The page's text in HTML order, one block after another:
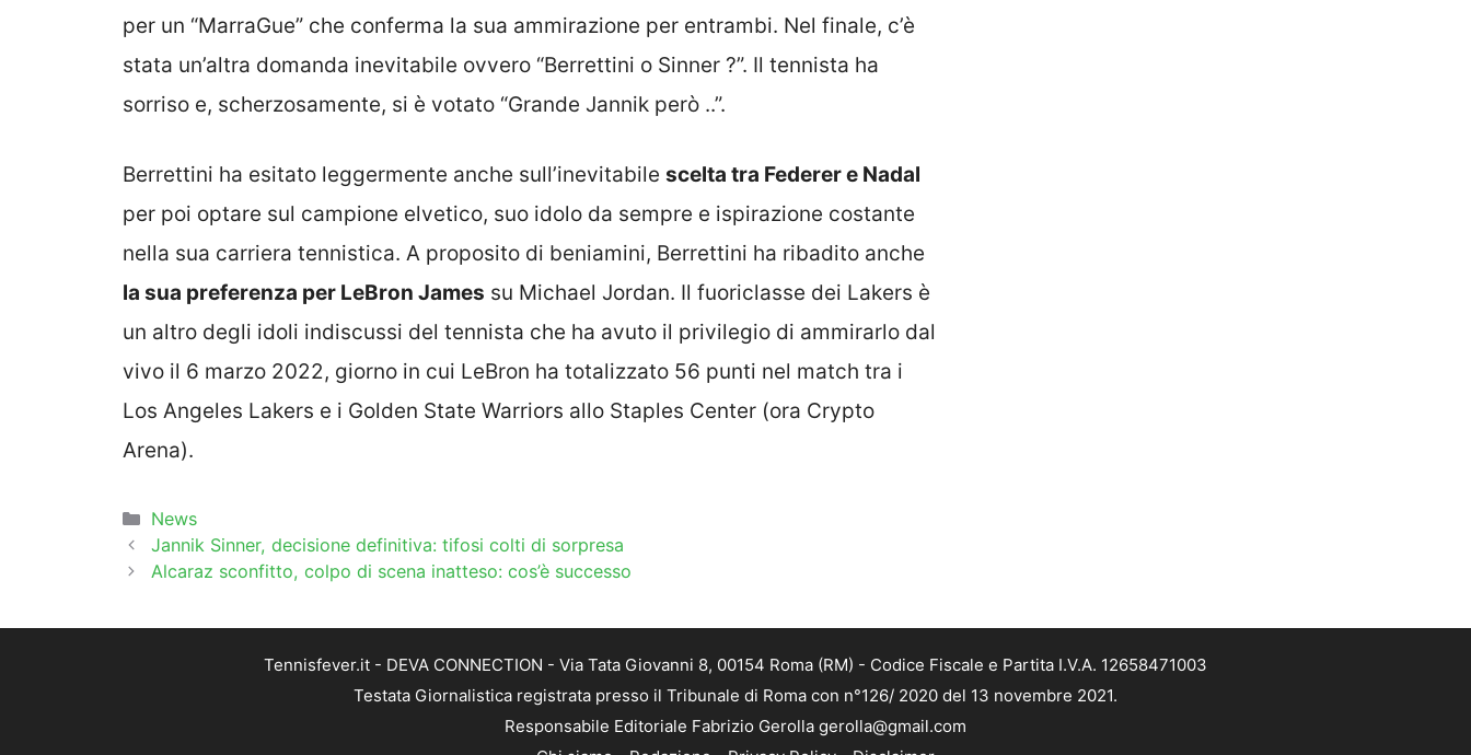
per un “MarraGue” che conferma la sua ammirazione per entrambi. Nel finale, c’è
stata un’altra domanda inevitabile ovvero “Berrettini o Sinner ?”. Il tennista ha
sorriso e, scherzosamente, si è votato “Grande Jannik però ..”.
Berrettini ha esitato leggermente anche sull’inevitabile scelta tra Federer e Nadal
per poi optare sul campione elvetico, suo idolo da sempre e ispirazione costante
nella sua carriera tennistica. A proposito di beniamini, Berrettini ha ribadito anche
la sua preferenza per LeBron James su Michael Jordan. Il fuoriclasse dei Lakers è
un altro degli idoli indiscussi del tennista che ha avuto il privilegio di ammirarlo dal
vivo il 6 marzo 2022, giorno in cui LeBron ha totalizzato 56 punti nel match tra i
Los Angeles Lakers e i Golden State Warriors allo Staples Center (ora Crypto
Arena).
Categorie
News
Jannik Sinner, decisione definitiva: tifosi colti di sorpresa
Alcaraz sconfitto, colpo di scena inatteso: cos’è successo
Tennisfever.it - DEVA CONNECTION - Via Tata Giovanni 8, 00154 Roma (RM) - Codice Fiscale e Partita I.V.A. 12658471003
Testata Giornalistica registrata presso il Tribunale di Roma con n°126/ 2020 del 13 novembre 2021.
Responsabile Editoriale Fabrizio Gerolla gerolla@gmail.com